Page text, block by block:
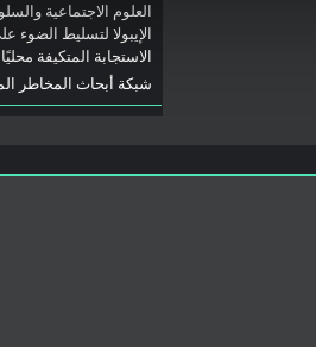
العلوم الاجتماعية
الإيبولا لتسليط الضوء
الاستجابة المتكيفة
شبكة أبحاث المخاطر